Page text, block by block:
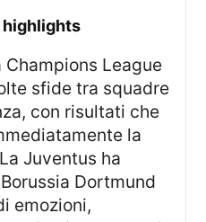
highlights
sfide tra squadre
con risultati che
la
Juventus ha
Dortmund
emozioni,